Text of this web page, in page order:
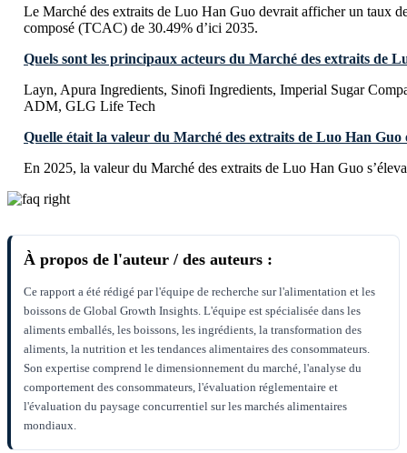
Le Marché des extraits de Luo Han Guo devrait afficher un taux
composé (TCAC) de 30.49% d’ici 2035.
Quels sont les principaux acteurs du Marché des extraits de
Layn, Apura Ingredients, Sinofi Ingredients, Imperial Sugar
ADM, GLG Life Tech
Quelle était la valeur du Marché des extraits de Luo Han Guo
En 2025, la valeur du Marché des extraits de Luo Han Guo
À propos de l'auteur / des auteurs :
Ce rapport a été rédigé par l'équipe de recherche sur l'alimentation et les
boissons de Global Growth Insights. L'équipe est spécialisée dans les
aliments emballés, les boissons, les ingrédients, la transformation des
aliments, la nutrition et les tendances alimentaires des consommateurs.
Son expertise comprend le dimensionnement du marché, l'analyse du
comportement des consommateurs, l'évaluation réglementaire et
l'évaluation du paysage concurrentiel sur les marchés alimentaires
mondiaux.